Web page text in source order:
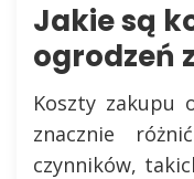
Jakie są
ogrodzeń
Koszty zakupu
znacznie
czynników,